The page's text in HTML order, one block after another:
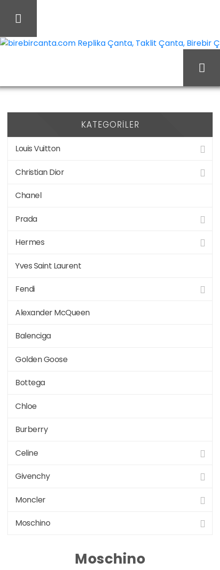
KATEGORILER
Louis Vuitton
Christian Dior
Chanel
Prada
Hermes
Yves Saint Laurent
Fendi
Alexander McQueen
Balenciga
Golden Goose
Bottega
Chloe
Burberry
Celine
Givenchy
Moncler
Moschino
Moschino